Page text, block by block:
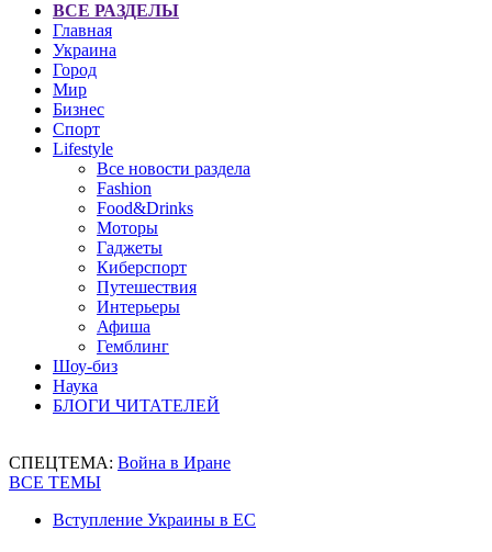
ВСЕ РАЗДЕЛЫ
Главная
Украина
Город
Мир
Бизнес
Спорт
Lifestyle
Все новости раздела
Fashion
Food&Drinks
Моторы
Гаджеты
Киберспорт
Путешествия
Интерьеры
Афиша
Гемблинг
Шоу-биз
Наука
БЛОГИ ЧИТАТЕЛЕЙ
СПЕЦТЕМА: Война в Иране
ВСЕ ТЕМЫ
Вступление Украины в ЕС